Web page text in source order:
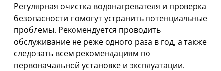
Регулярная очистка водонагревателя и проверка
безопасности помогут устранить потенциальные
проблемы. Рекомендуется проводить
обслуживание не реже одного раза в год, а также
следовать всем рекомендациям по
первоначальной установке и эксплуатации.